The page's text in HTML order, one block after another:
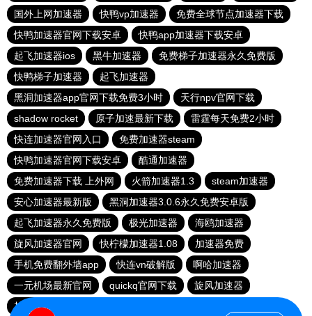
国外上网加速器
快鸭vp加速器
免费全球节点加速器下载
快鸭加速器官网下载安卓
快鸭app加速器下载安卓
起飞加速器ios
黑牛加速器
免费梯子加速器永久免费版
快鸭梯子加速器
起飞加速器
黑洞加速器app官网下载免费3小时
天行npv官网下载
shadow rocket
原子加速最新下载
雷霆每天免费2小时
快连加速器官网入口
免费加速器steam
快鸭加速器官网下载安卓
酷通加速器
免费加速器下载 上外网
火箭加速器1.3
steam加速器
安心加速器最新版
黑洞加速器3.0.6永久免费安卓版
起飞加速器永久免费版
极光加速器
海鸥加速器
旋风加速器官网
快柠檬加速器1.08
加速器免费
手机免费翻外墙app
快连vn破解版
啊哈加速器
一元机场最新官网
quickq官网下载
旋风加速器
加速器下载免费使用